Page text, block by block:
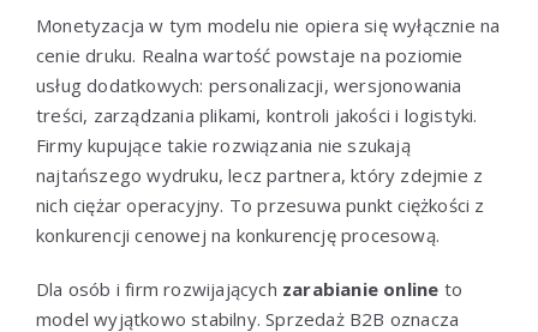
Monetyzacja w tym modelu nie opiera się wyłącznie na
cenie druku. Realna wartość powstaje na poziomie
usług dodatkowych: personalizacji, wersjonowania
treści, zarządzania plikami, kontroli jakości i logistyki.
Firmy kupujące takie rozwiązania nie szukają
najtańszego wydruku, lecz partnera, który zdejmie z
nich ciężar operacyjny. To przesuwa punkt ciężkości z
konkurencji cenowej na konkurencję procesową.
Dla osób i firm rozwijających zarabianie online to
model wyjątkowo stabilny. Sprzedaż B2B oznacza